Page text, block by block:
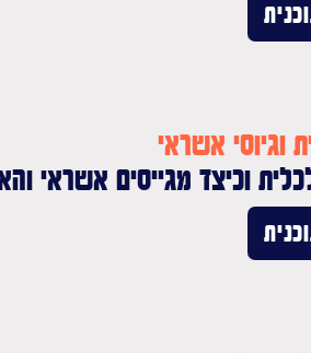
וגיוסי אשראי
וכיצד מגייסים אשראי